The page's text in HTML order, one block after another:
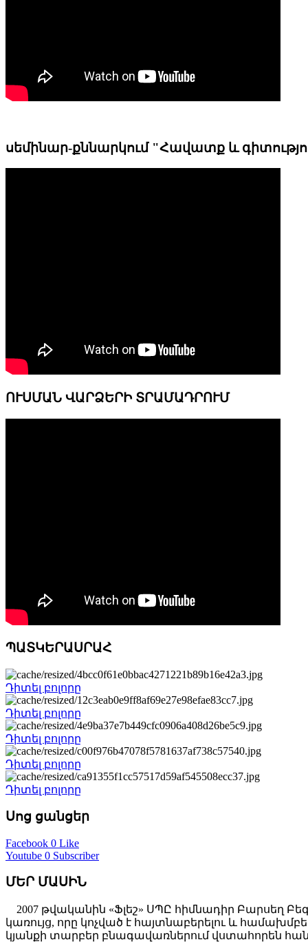
սեմինար-քննարկում "Հավատք և
ՈՒՍՄԱՆ ՎԱՐՁԵՐԻ ՏՐԱՄԱԴՐՈՒՄ
ՊԱՏԿԵՐԱՍՐԱՀ
Դիտել բոլորը
Դիտել բոլորը
Դիտել բոլորը
Դիտել բոլորը
Դիտել բոլորը
Սոց ցանցեր
Facebook 0 Like
Youtube 0 Subscriber
ՄԵՐ ՄԱՍԻՆ
2007 թվականին «Ֆլեշ» ՍՊԸ հիմնադիր Բարսեղ
կառույց, որը կոչված է հայտնաբերելու և
կյանքի տարբեր բնագավառներում վստահորեն